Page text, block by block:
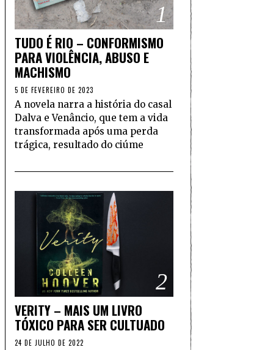
1
TUDO É RIO – CONFORMISMO
PARA VIOLÊNCIA, ABUSO E
MACHISMO
5 DE FEVEREIRO DE 2023
A novela narra a história do casal
Dalva e Venâncio, que tem a vida
transformada após uma perda
trágica, resultado do ciúme
2
VERITY – MAIS UM LIVRO
TÓXICO PARA SER CULTUADO
24 DE JULHO DE 2022